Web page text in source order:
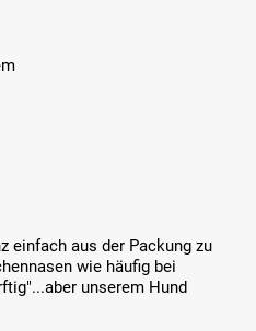
einfach aus der Packung zu
wie häufig bei
unserem Hund